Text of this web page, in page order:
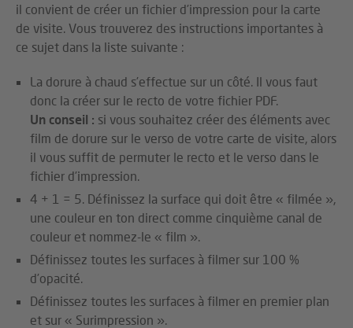
il convient de créer un fichier d’impression pour la carte
de visite. Vous trouverez des instructions importantes à
ce sujet dans la liste suivante :
La dorure à chaud s’effectue sur un côté. Il vous faut
donc la créer sur le recto de votre fichier PDF.
Un conseil : si vous souhaitez créer des éléments avec
film de dorure sur le verso de votre carte de visite, alors
il vous suffit de permuter le recto et le verso dans le
fichier d’impression.
4 + 1 = 5. Définissez la surface qui doit être « filmée »,
une couleur en ton direct comme cinquième canal de
couleur et nommez-le « film ».
Définissez toutes les surfaces à filmer sur 100 %
d’opacité.
Définissez toutes les surfaces à filmer en premier plan
et sur « Surimpression ».